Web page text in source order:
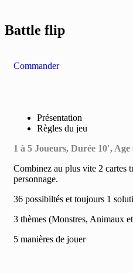
Battle flip
Commander
Présentation
Règles du jeu
1 à 5 Joueurs, Durée 10′, Age
Combinez au plus vite 2 cartes
personnage.
36 possibiltés et toujours 1
3 thèmes (Monstres, Animaux
5 manières de jouer